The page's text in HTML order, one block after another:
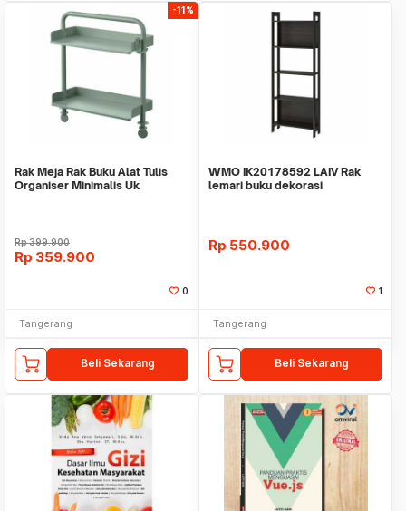
-11%
Rak Meja Rak Buku Alat Tulis
Organiser Minimalis Uk
Rp399.900
Rp 359.900
0
Tangerang
Beli Sekarang
WMO IK20178592 LAIV Rak
lemari buku dekorasi
Rp 550.900
1
Tangerang
Beli Sekarang